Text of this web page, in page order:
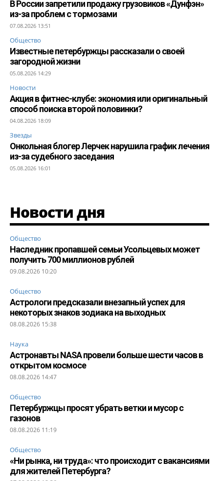
В России запретили продажу грузовиков «Дунфэн»
из-за проблем с тормозами
07.08.2026 13:51
Общество
Известные петербуржцы рассказали о своей
загородной жизни
05.08.2026 14:29
Новости
Акция в фитнес-клубе: экономия или оригинальный
способ поиска второй половинки?
04.08.2026 18:09
Звезды
Онкольная блогер Лерчек нарушила график лечения
из-за судебного заседания
05.08.2026 16:01
Новости дня
Общество
Наследник пропавшей семьи Усольцевых может
получить 700 миллионов рублей
09.08.2026 10:20
Общество
Астрологи предсказали внезапный успех для
некоторых знаков зодиака на выходных
08.08.2026 15:38
Наука
Астронавты NASA провели больше шести часов в
открытом космосе
08.08.2026 14:47
Общество
Петербуржцы просят убрать ветки и мусор с
газонов
08.08.2026 11:19
Общество
«Ни рынка, ни труда»: что происходит с вакансиями
для жителей Петербурга?